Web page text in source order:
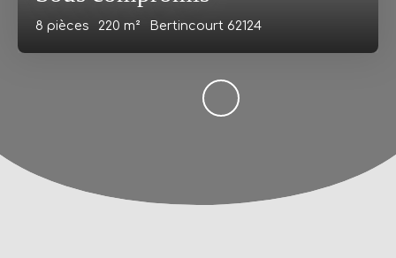
8 pièces 220 m² Bertincourt 62124